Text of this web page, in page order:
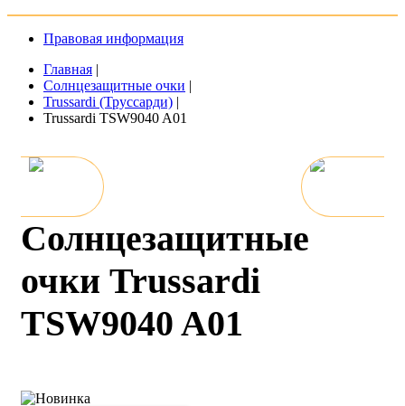
Правовая информация
Главная |
Солнцезащитные очки |
Trussardi (Труссарди) |
Trussardi TSW9040 A01
Солнцезащитные
очки Trussardi
TSW9040 A01